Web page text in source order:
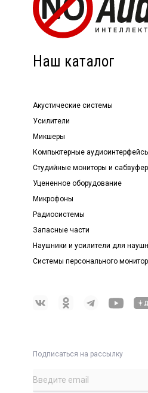
Наш каталог
Акустические системы
Усилители
Микшеры
Компьютерные
Студийные мониторы и
Уцененное оборудование
Микрофоны
Радиосистемы
Запасные части
Наушники и усилители для
Системы персонального
Подписаться на рассылку